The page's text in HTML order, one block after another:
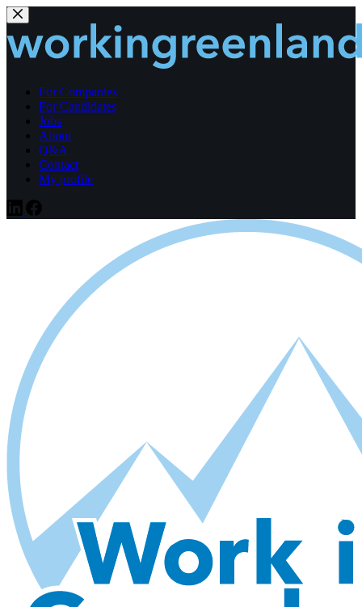
Fortsæt
til
indhold
For Companies
For Candidates
Jobs
About
Q&A
Contact
My profile